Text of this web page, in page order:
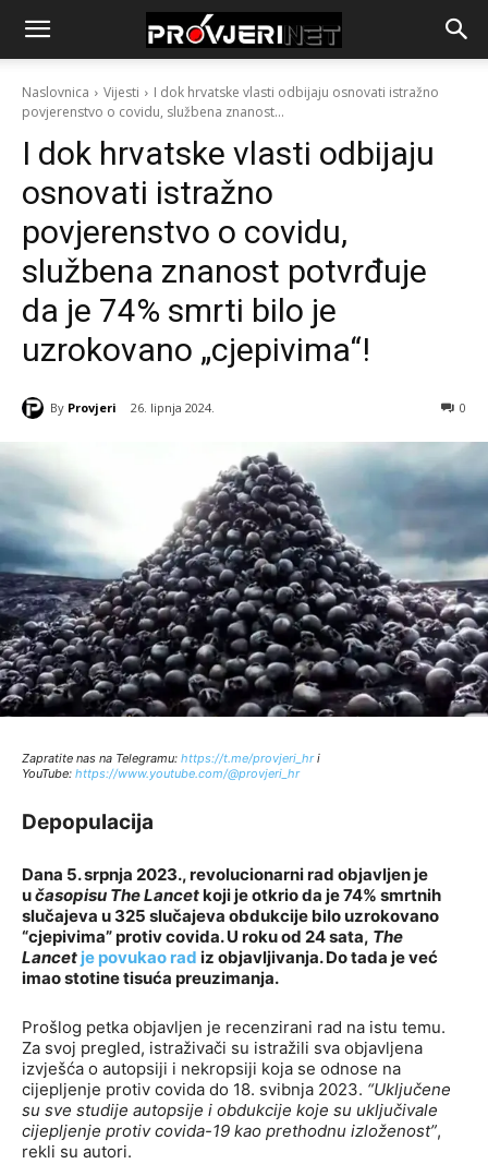
Naslovnica Vijesti
I dok hrvatske vlasti odbijaju osnovati istražno
povjerenstvo o covidu, službena znanost...
I dok hrvatske vlasti odbijaju
osnovati istražno
povjerenstvo o covidu,
službena znanost potvrđuje
da je 74% smrti bilo je
uzrokovano „cjepivima“!
By Provjeri 26. lipnja 2024. 0
Zapratite nas na Telegramu: https://t.me/provjeri_hri
YouTube: https://www.youtube.com/@provjeri_hr
Depopulacija
Dana 5. srpnja 2023., revolucionarni rad objavljen je
učasopisu The Lancetkoji je otkrio da je 74% smrtnih
slučajeva u 325 slučajeva obdukcije bilo uzrokovano
“cjepivima” protiv covida. U roku od 24 sata, The
Lancet je povukao rad iz objavljivanja. Do tada je već
imao stotine tisuća preuzimanja.
Prošlog petka objavljen je recenzirani rad na istu temu.
Za svoj pregled, istraživači su istražili sva objavljena
izvješća o autopsiji i nekropsiji koja se odnose na
cijepljenje protiv covida do 18. svibnja 2023. “Uključene
su sve studije autopsije i obdukcije koje su uključivale
cijepljenje protiv covida-19 kao prethodnu izloženost”,
rekli su autori.